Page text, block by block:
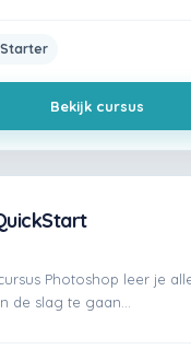
Starter
Bekijk cursus
Photoshop leer je
de slag te gaan…